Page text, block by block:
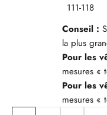
111-118
Conseil :
la plus
Pour les
mesures «
Pour les
mesures «